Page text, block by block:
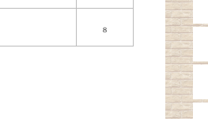
８